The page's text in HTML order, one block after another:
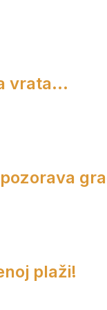
vrata...
plaži!